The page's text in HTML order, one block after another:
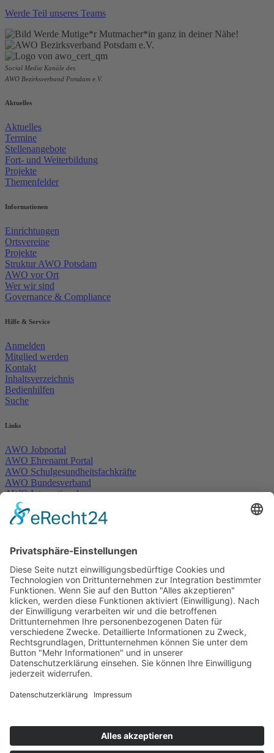
Werde Teil unseres Teams
Social Media Kanäle des
AWO Bezirksverband Potsdam e.V.
Aktuelles
Aktuelles
Termine
Stellenangebote
Fort- und Weiterbildung
Projekte
Themenfelder
Informationen
Einrichtungen
Ortsvereine
Projekte
Struktur AWO Potsdam
AWO vor Ort
Wer wir sind
Governance & Compliance
Hilfe & Service
Anmelden
Mitglied werden
Kontakt
Inhaltsverzeichnis
Bedienhilfen
Suche
Links
AWO Jobportal
AWO Ehrenamt Portal
AWO Schulgesundheitsfachkräfte
AWO Bundesverband
AWO International
AWO Pflegeberatung
AWO Junge Plattform
AWO Kulturhaus Babelsberg
AWO Büro Kindermut
Kulturland Brandenburg
AWO Selbsthilfe
AWO eLearning
Kultur für JEDEN
AWO 1plus9
Dachverband Freie Suchtselbsthilfe
© 1990 - 2026 Arbeiterwohlfahrt Bezirksverband Potsdam e. V.
Impressum|Datenschutz|Barrierefreiheitserklärung
Jobportal
Komm zu den mutigen Mutmacher*innen.